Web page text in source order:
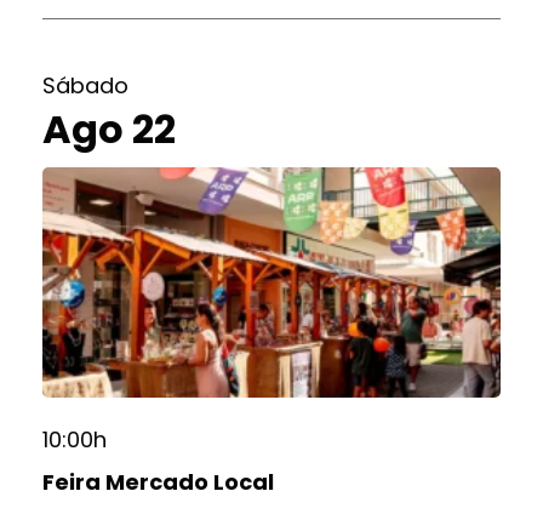
Sábado
Ago 22
10:00h
Feira Mercado Local